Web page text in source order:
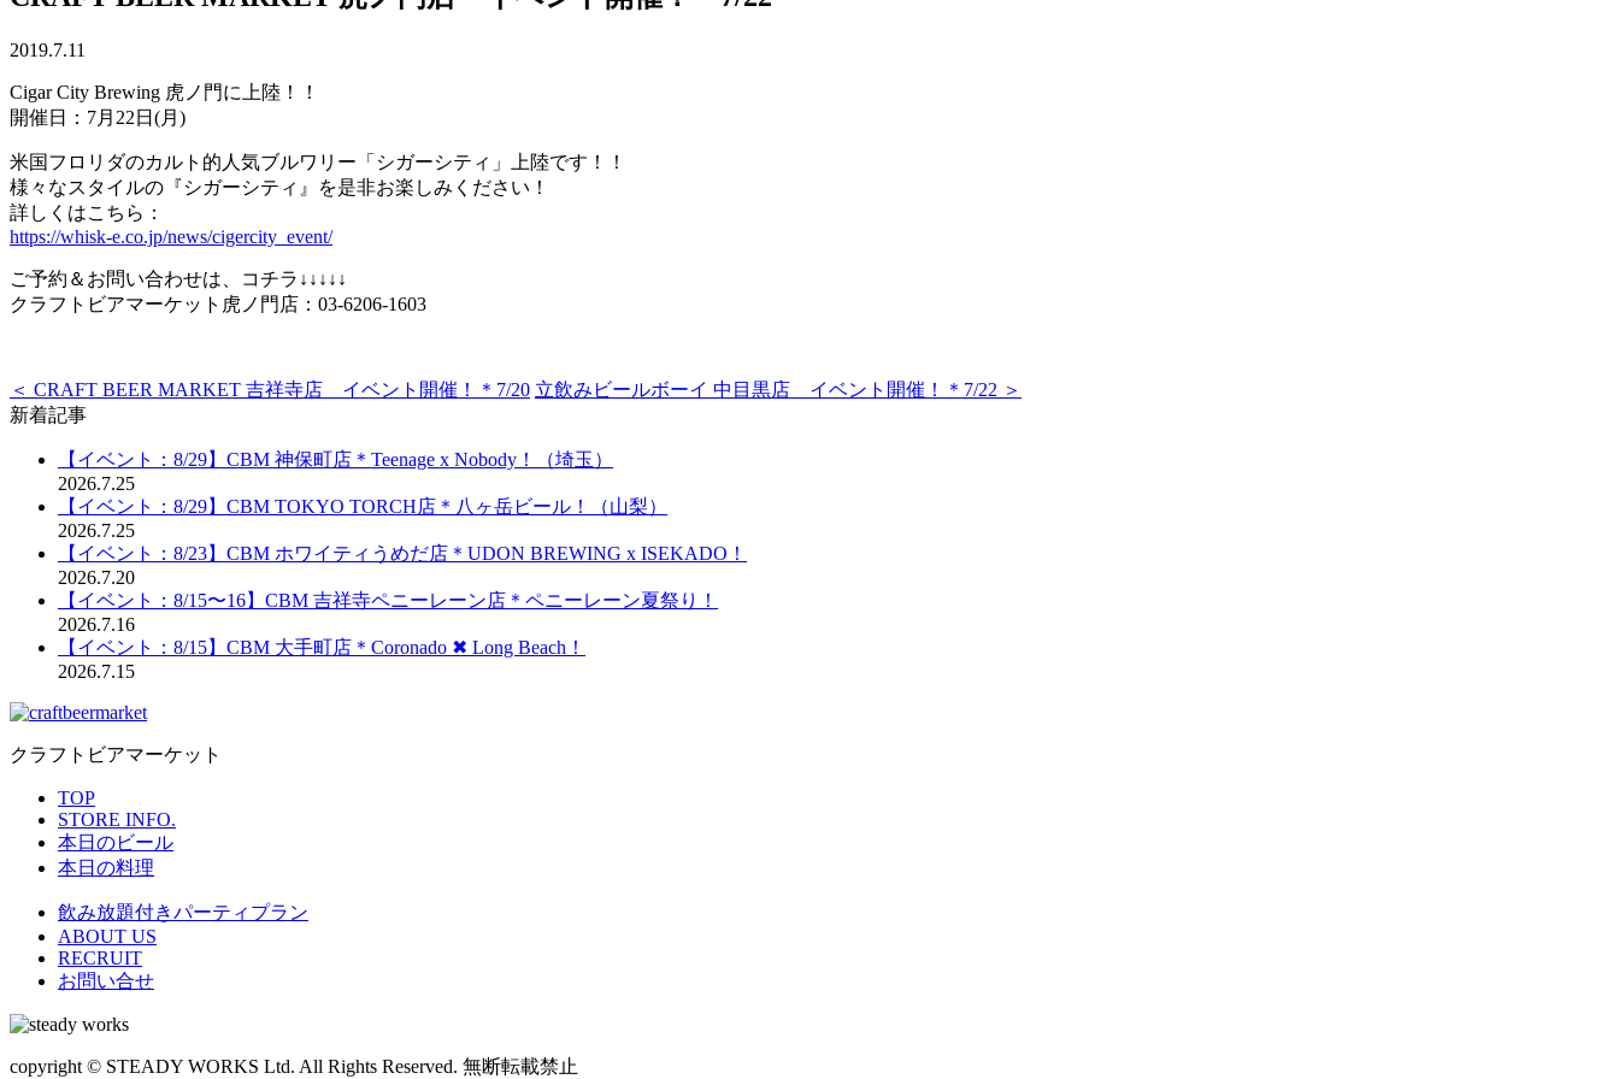
2019.7.11
Cigar City Brewing 虎ノ門に上陸！！
開催日：7月22日(月)
米国フロリダのカルト的人気ブルワリー「シガーシティ」上陸です！！
様々なスタイルの『シガーシティ』を是非お楽しみください！
詳しくはこちら：
https://whisk-e.co.jp/news/cigercity_event/
ご予約＆お問い合わせは、コチラ↓↓↓↓↓
クラフトビアマーケット虎ノ門店：03-6206-1603
＜ CRAFT BEER MARKET 吉祥寺店 イベント開催！＊7/20 立飲みビールボーイ 中目黒店 イベント開催！＊7/22 ＞
新着記事
【イベント：8/29】CBM 神保町店＊Teenage x Nobody！（埼玉）
2026.7.25
【イベント：8/29】CBM TOKYO TORCH店＊八ヶ岳ビール！（山梨）
2026.7.25
【イベント：8/23】CBM ホワイティうめだ店＊UDON BREWING x ISEKADO！
2026.7.20
【イベント：8/15〜16】CBM 吉祥寺ペニーレーン店＊ペニーレーン夏祭り！
2026.7.16
【イベント：8/15】CBM 大手町店＊Coronado ✖︎ Long Beach！
2026.7.15
クラフトビアマーケット
TOP
STORE INFO.
本日のビール
本日の料理
飲み放題付きパーティプラン
ABOUT US
RECRUIT
お問い合せ
copyright © STEADY WORKS Ltd. All Rights Reserved. 無断転載禁止